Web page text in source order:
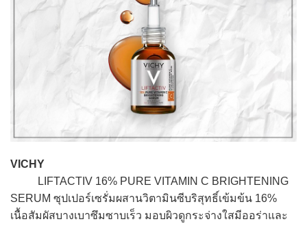
VICHY
LIFTACTIV 16% PURE VITAMIN C BRIGHTENING
SERUM ซุปเปอร์เซรั่มผสานวิตามินซีบริสุทธิ์เข้มข้น 16%
เนื้อสัมผัสบางเบาซึมซาบเร็ว มอบผิวดูกระจ่างใสมีออร่าและ